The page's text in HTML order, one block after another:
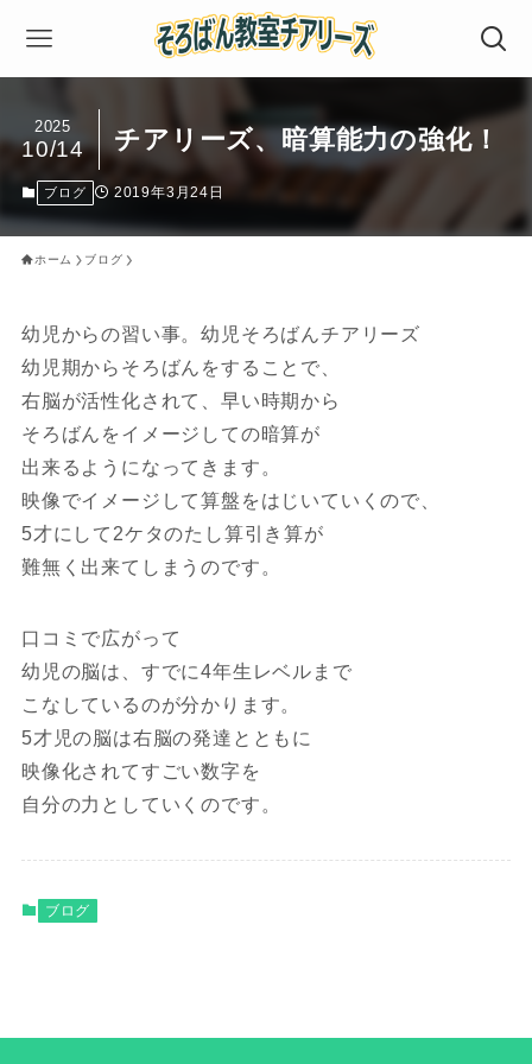
チアリーズ、暗算能力の強化！
2025
10/14
ブログ 2019年3月24日
ホーム ブログ
幼児からの習い事。幼児そろばんチアリーズ
幼児期からそろばんをすることで、
右脳が活性化されて、早い時期から
そろばんをイメージしての暗算が
出来るようになってきます。
映像でイメージして算盤をはじいていくので、
5才にして2ケタのたし算引き算が
難無く出来てしまうのです。
口コミで広がって
幼児の脳は、すでに4年生レベルまで
こなしているのが分かります。
5才児の脳は右脳の発達とともに
映像化されてすごい数字を
自分の力としていくのです。
ブログ